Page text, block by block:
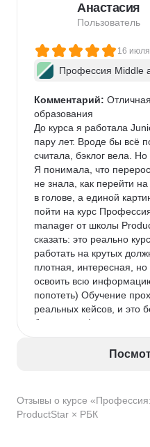
Отзывы о курсе
ProductStar × РБК
Анастасия
Пользователь
16 июля
Профессия Middle
Комментарий:
образования
До курса я работала
пару лет. Вроде бы всё
считала, бэклог вела.
Я понимала, что
не знала, как перейти
в голове, а единой
пойти на курс
manager от школы
сказать: это реально
работать на крутых
плотная, интересная,
освоить всю
попотеть) Обучение
реальных кейсов, и это
брала тариф с
мои запросы, указывал
расширилась до
Однозначно рекомендую